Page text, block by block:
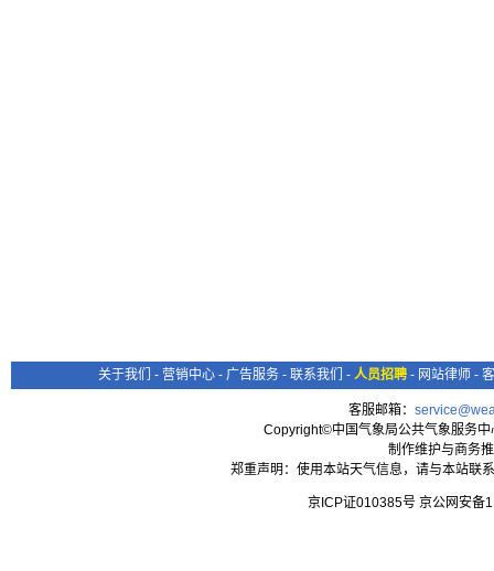
关于我们 - 营销中心 - 广告服务 - 联系我们 - 人员招聘 - 网站律师 -
客服邮箱：
Copyright©中国气象局公共气象服务
制作维护与商务
郑重声明：使用本站天气信息，请与本站联
京ICP证010385号 京公网安备